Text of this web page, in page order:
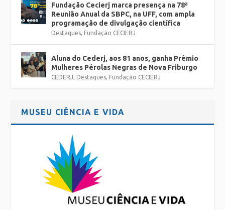
Fundação Cecierj marca presença na 78ª
Reunião Anual da SBPC, na UFF, com ampla
programação de divulgação científica
Destaques Fundação CECIERJ
Aluna do Cederj, aos 81 anos, ganha Prêmio
Mulheres Pérolas Negras de Nova Friburgo
CEDERJ Destaques Fundação CECIERJ
MUSEU CIÊNCIA E VIDA